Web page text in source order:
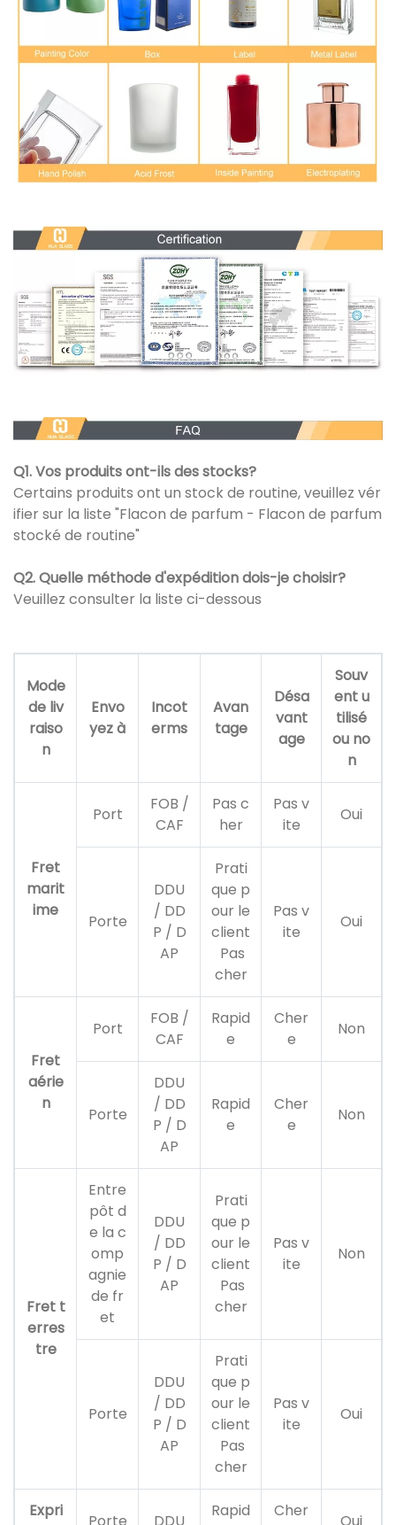
Q1. Vos produits ont-ils des stocks?
Certains produits ont un stock de routine, veuillez vér
ifier sur la liste "Flacon de parfum - Flacon de parfum
stocké de routine"
Q2. Quelle méthode d'expédition dois-je choisir?
Veuillez consulter la liste ci-dessous
Mode
de liv
raiso
n
Envo
yez à
Incot
erms
Avan
tage
Désa
vant
age
Souv
ent u
tilisé
ou no
n
Fret
marit
ime
Port
FOB /
CAF
Pas c
her
Pas v
ite
Oui
Porte
DDU
/ DD
P / D
AP
Prati
que p
our le
client
Pas
cher
Pas v
ite
Oui
Fret
aérie
n
Port
FOB /
CAF
Rapid
e
Cher
e
Non
Porte
DDU
/ DD
P / D
AP
Rapid
e
Cher
e
Non
Fret t
erres
tre
Entre
pôt d
e la c
omp
agnie
de fr
et
DDU
/ DD
P / D
AP
Prati
que p
our le
client
Pas
cher
Pas v
ite
Non
Porte
DDU
/ DD
P / D
AP
Prati
que p
our le
client
Pas
cher
Pas v
ite
Oui
Expri
Rapid
Cher